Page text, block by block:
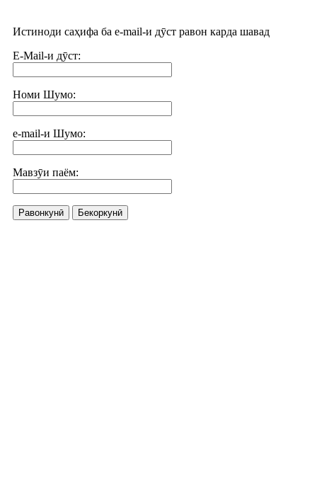
Истиноди саҳифа ба e-mail-и дӯст равон карда шавад
E-Mail-и дӯст:
Номи Шумо:
e-mail-и Шумо:
Мавзӯи паём:
Равонкунӣ Бекоркунӣ